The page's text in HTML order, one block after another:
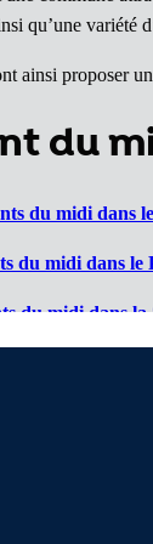
qu’une variété
ainsi proposer
du
du midi dans
du midi dans le
du midi dans la